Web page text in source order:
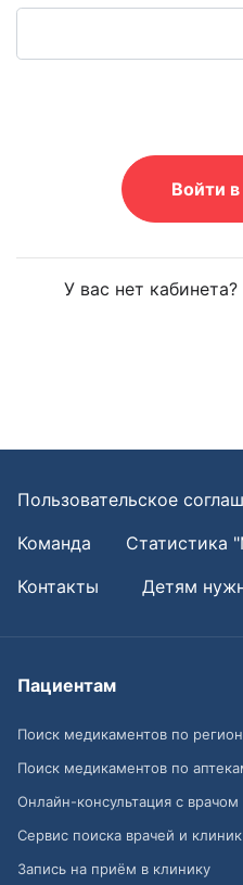
Войти
У вас нет кабинета?
Пользовательское
Команда
Статистика
Контакты
Детям
Пациентам
Поиск медикаментов по
Поиск медикаментов по
Онлайн-консультация с врачом
Сервис поиска врачей и клиник
Запись на приём в клинику